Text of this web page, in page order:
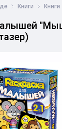
Книги Книги